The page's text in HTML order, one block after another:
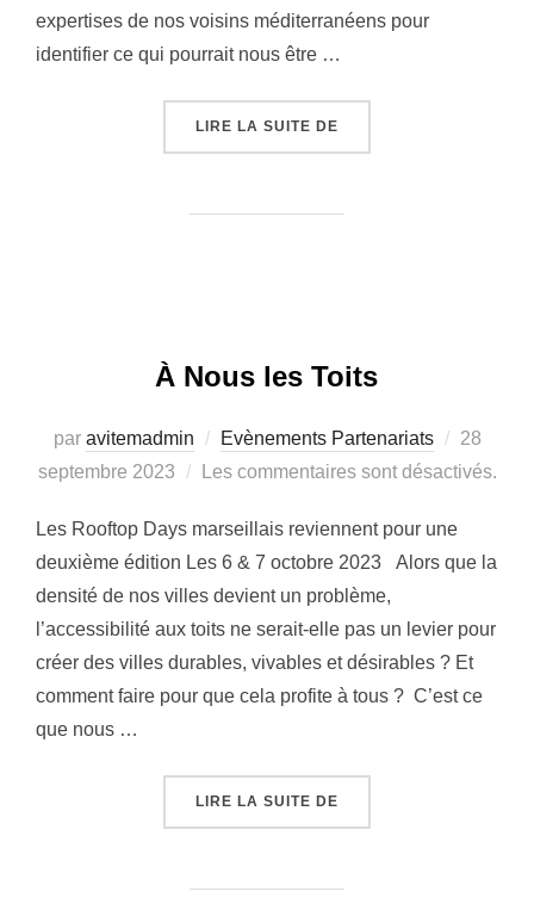
expertises de nos voisins méditerranéens pour
identifier ce qui pourrait nous être …
LIRE LA SUITE DE
À Nous les Toits
par avitemadmin Evènements Partenariats
Publié
le
28
septembre 2023
Les commentaires sont désactivés.
Les Rooftop Days marseillais reviennent pour une
deuxième édition Les 6 & 7 octobre 2023 Alors que la
densité de nos villes devient un problème,
l’accessibilité aux toits ne serait-elle pas un levier pour
créer des villes durables, vivables et désirables ? Et
comment faire pour que cela profite à tous ? C’est ce
que nous …
LIRE LA SUITE DE